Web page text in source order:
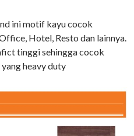
ini motif kayu cocok
Hotel, Resto dan lainnya.
tinggi sehingga cocok
heavy duty